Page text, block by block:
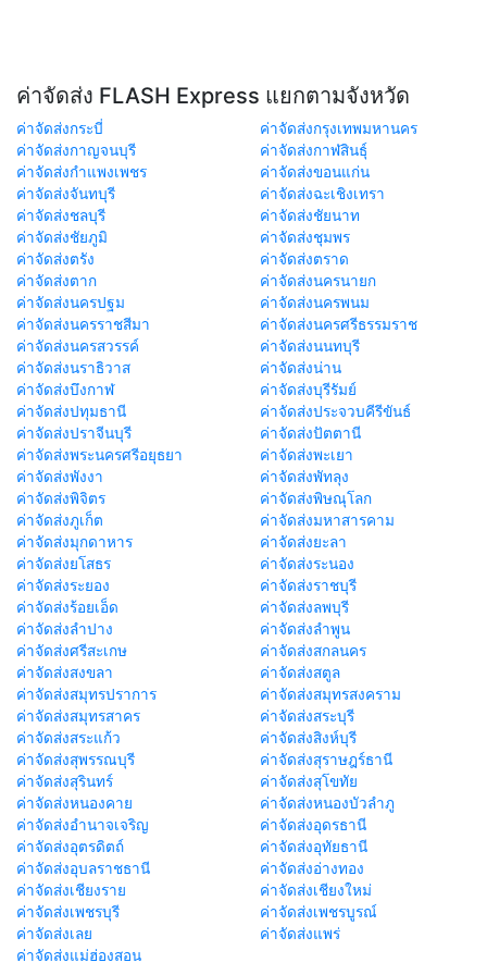
ค่าจัดส่ง FLASH Express แยกตามจังหวัด
ค่าจัดส่งกระบี่
ค่าจัดส่งกรุงเทพมหานคร
ค่าจัดส่งกาญจนบุรี
ค่าจัดส่งกาฬสินธุ์
ค่าจัดส่งกำแพงเพชร
ค่าจัดส่งขอนแก่น
ค่าจัดส่งจันทบุรี
ค่าจัดส่งฉะเชิงเทรา
ค่าจัดส่งชลบุรี
ค่าจัดส่งชัยนาท
ค่าจัดส่งชัยภูมิ
ค่าจัดส่งชุมพร
ค่าจัดส่งตรัง
ค่าจัดส่งตราด
ค่าจัดส่งตาก
ค่าจัดส่งนครนายก
ค่าจัดส่งนครปฐม
ค่าจัดส่งนครพนม
ค่าจัดส่งนครราชสีมา
ค่าจัดส่งนครศรีธรรมราช
ค่าจัดส่งนครสวรรค์
ค่าจัดส่งนนทบุรี
ค่าจัดส่งนราธิวาส
ค่าจัดส่งน่าน
ค่าจัดส่งบึงกาฬ
ค่าจัดส่งบุรีรัมย์
ค่าจัดส่งปทุมธานี
ค่าจัดส่งประจวบคีรีขันธ์
ค่าจัดส่งปราจีนบุรี
ค่าจัดส่งปัตตานี
ค่าจัดส่งพระนครศรีอยุธยา
ค่าจัดส่งพะเยา
ค่าจัดส่งพังงา
ค่าจัดส่งพัทลุง
ค่าจัดส่งพิจิตร
ค่าจัดส่งพิษณุโลก
ค่าจัดส่งภูเก็ต
ค่าจัดส่งมหาสารคาม
ค่าจัดส่งมุกดาหาร
ค่าจัดส่งยะลา
ค่าจัดส่งยโสธร
ค่าจัดส่งระนอง
ค่าจัดส่งระยอง
ค่าจัดส่งราชบุรี
ค่าจัดส่งร้อยเอ็ด
ค่าจัดส่งลพบุรี
ค่าจัดส่งลำปาง
ค่าจัดส่งลำพูน
ค่าจัดส่งศรีสะเกษ
ค่าจัดส่งสกลนคร
ค่าจัดส่งสงขลา
ค่าจัดส่งสตูล
ค่าจัดส่งสมุทรปราการ
ค่าจัดส่งสมุทรสงคราม
ค่าจัดส่งสมุทรสาคร
ค่าจัดส่งสระบุรี
ค่าจัดส่งสระแก้ว
ค่าจัดส่งสิงห์บุรี
ค่าจัดส่งสุพรรณบุรี
ค่าจัดส่งสุราษฎร์ธานี
ค่าจัดส่งสุรินทร์
ค่าจัดส่งสุโขทัย
ค่าจัดส่งหนองคาย
ค่าจัดส่งหนองบัวลำภู
ค่าจัดส่งอำนาจเจริญ
ค่าจัดส่งอุดรธานี
ค่าจัดส่งอุตรดิตถ์
ค่าจัดส่งอุทัยธานี
ค่าจัดส่งอุบลราชธานี
ค่าจัดส่งอ่างทอง
ค่าจัดส่งเชียงราย
ค่าจัดส่งเชียงใหม่
ค่าจัดส่งเพชรบุรี
ค่าจัดส่งเพชรบูรณ์
ค่าจัดส่งเลย
ค่าจัดส่งแพร่
ค่าจัดส่งแม่ฮ่องสอน